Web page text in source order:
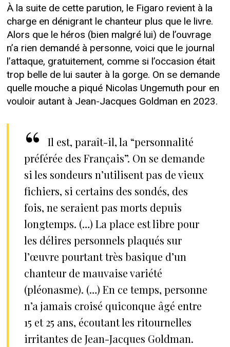
À la suite de cette parution, le Figaro revient à la
charge en dénigrant le chanteur plus que le livre.
Alors que le héros (bien malgré lui) de l’ouvrage
n’a rien demandé à personne, voici que le journal
l’attaque, gratuitement, comme si l’occasion était
trop belle de lui sauter à la gorge. On se demande
quelle mouche a piqué Nicolas Ungemuth pour en
vouloir autant à Jean-Jacques Goldman en 2023.
Il est, paraît-il, la “personnalité
préférée des Français”. On se demande
si les sondeurs n’utilisent pas de vieux
fichiers, si certains des sondés, des
fois, ne seraient pas morts depuis
longtemps. (…) La place est libre pour
les délires personnels plaqués sur
l’œuvre pourtant très basique d’un
chanteur de mauvaise variété
(pléonasme). (…) En ce temps, personne
n’a jamais croisé quiconque âgé entre
15 et 25 ans, écoutant les ritournelles
irritantes de Jean-Jacques Goldman.